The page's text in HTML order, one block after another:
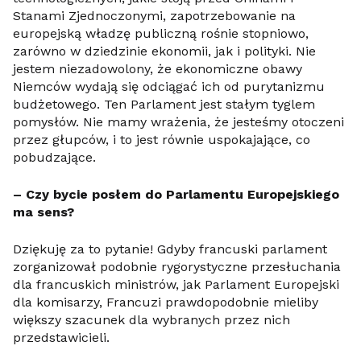
Stanami Zjednoczonymi, zapotrzebowanie na
europejską władzę publiczną rośnie stopniowo,
zarówno w dziedzinie ekonomii, jak i polityki. Nie
jestem niezadowolony, że ekonomiczne obawy
Niemców wydają się odciągać ich od purytanizmu
budżetowego. Ten Parlament jest stałym tyglem
pomysłów. Nie mamy wrażenia, że jesteśmy otoczeni
przez głupców, i to jest równie uspokajające, co
pobudzające.
– Czy bycie posłem do Parlamentu Europejskiego
ma sens?
Dziękuję za to pytanie! Gdyby francuski parlament
zorganizował podobnie rygorystyczne przesłuchania
dla francuskich ministrów, jak Parlament Europejski
dla komisarzy, Francuzi prawdopodobnie mieliby
większy szacunek dla wybranych przez nich
przedstawicieli.